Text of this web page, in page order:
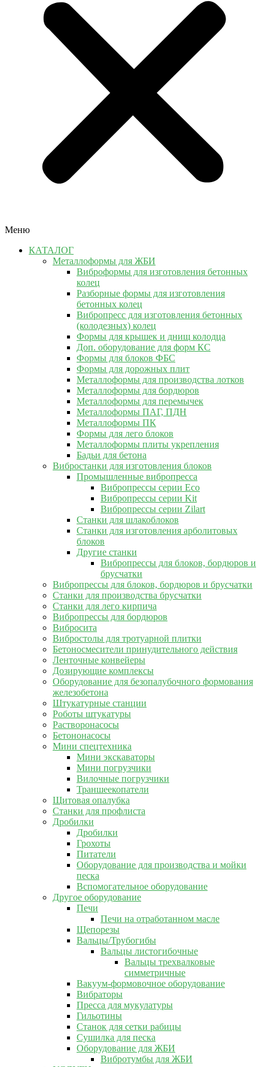
Меню
КАТАЛОГ
Металлоформы для ЖБИ
Виброформы для изготовления бетонных
колец
Разборные формы для изготовления
бетонных колец
Вибропресс для изготовления бетонных
(колодезных) колец
Формы для крышек и днищ колодца
Доп. оборудование для форм КС
Формы для блоков ФБС
Формы для дорожных плит
Металлоформы для производства лотков
Металлоформы для бордюров
Металлоформы для перемычек
Металлоформы ПАГ, ПДН
Металлоформы ПК
Формы для лего блоков
Металлоформы плиты укрепления
Бадьи для бетона
Вибростанки для изготовления блоков
Промышленные вибропресса
Вибропрессы серии Eco
Вибропрессы серии Kit
Вибропрессы серии Zilart
Станки для шлакоблоков
Станки для изготовления арболитовых
блоков
Другие станки
Вибропрессы для блоков, бордюров и
брусчатки
Вибропрессы для блоков, бордюров и брусчатки
Станки для производства брусчатки
Станки для лего кирпича
Вибропрессы для бордюров
Вибросита
Вибростолы для тротуарной плитки
Бетоносмесители принудительного действия
Ленточные конвейеры
Дозирующие комплексы
Оборудование для безопалубочного формования
железобетона
Штукатурные станции
Роботы штукатуры
Растворонасосы
Бетононасосы
Мини спецтехника
Мини экскаваторы
Мини погрузчики
Вилочные погрузчики
Траншеекопатели
Щитовая опалубка
Станки для профлиста
Дробилки
Дробилки
Грохоты
Питатели
Оборудование для производства и мойки
песка
Вспомогательное оборудование
Другое оборудование
Печи
Печи на отработанном масле
Щепорезы
Вальцы/Трубогибы
Вальцы листогибочные
Вальцы трехвалковые
симметричные
Вакуум-формовочное оборудование
Вибраторы
Пресса для мукулатуры
Гильотины
Станок для сетки рабицы
Сушилка для песка
Оборудование для ЖБИ
Вибротумбы для ЖБИ